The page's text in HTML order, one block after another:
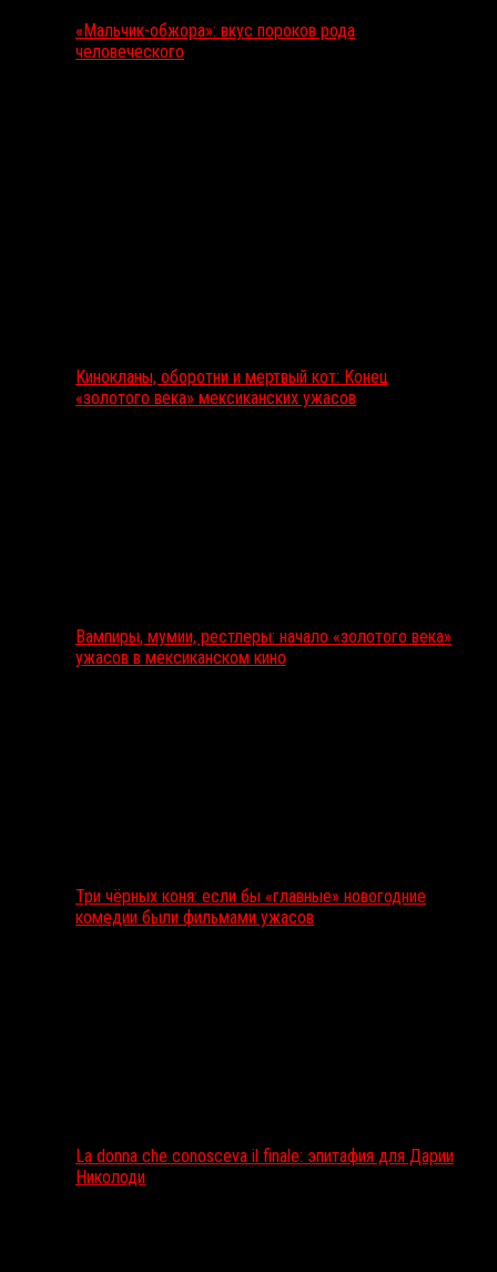
«Мальчик-обжора»: вкус пороков рода
человеческого
Кинокланы, оборотни и мертвый кот: Конец
«золотого века» мексиканских ужасов
Вампиры, мумии, рестлеры: начало «золотого века»
ужасов в мексиканском кино
Три чёрных коня: если бы «главные» новогодние
комедии были фильмами ужасов
La donna che conosceva il finale: эпитафия для Дарии
Николоди